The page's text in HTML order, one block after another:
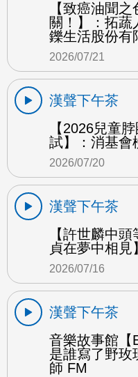
【致癌油聞
關！】：拓蔬
鑠生活股份有
2026/07/21
漢聲下午茶
【2026兒童
試】：消基會
2026/07/20
漢聲下午茶
【許世麟中
貞在夢中相
2026/07/16
漢聲下午茶
音樂故事館【
是誰寫了野玫
師 FM